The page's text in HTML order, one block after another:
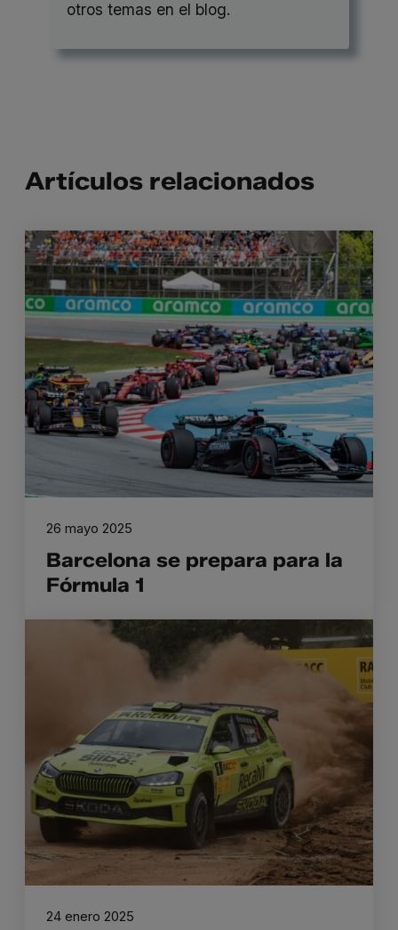
otros temas en el blog.
Artículos relacionados
Barcelona se prepara para la
Fórmula 1
26 mayo 2025
24 enero 2025